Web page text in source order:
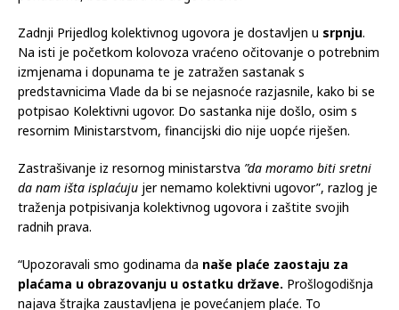
Zadnji Prijedlog kolektivnog ugovora je dostavljen u srpnju.
Na isti je početkom kolovoza vraćeno očitovanje o potrebnim
izmjenama i dopunama te je zatražen sastanak s
predstavnicima Vlade da bi se nejasnoće razjasnile, kako bi se
potpisao Kolektivni ugovor. Do sastanka nije došlo, osim s
resornim Ministarstvom, financijski dio nije uopće riješen.
Zastrašivanje iz resornog ministarstva ”da moramo biti sretni
da nam išta isplaćuju jer nemamo kolektivni ugovor”, razlog je
traženja potpisivanja kolektivnog ugovora i zaštite svojih
radnih prava.
“Upozoravali smo godinama da naše plaće zaostaju za
plaćama u obrazovanju u ostatku države. Prošlogodišnja
najava štrajka zaustavljena je povećanjem plaće. To